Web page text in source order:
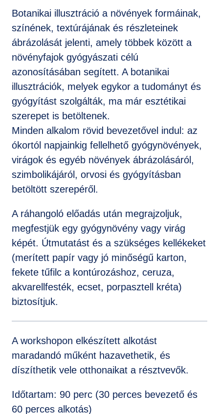
Botanikai illusztráció a növények formáinak,
színének, textúrájának és részleteinek
ábrázolását jelenti, amely többek között a
növényfajok gyógyászati célú
azonosításában segített. A botanikai
illusztrációk, melyek egykor a tudományt és
gyógyítást szolgálták, ma már esztétikai
szerepet is betöltenek.
Minden alkalom rövid bevezetővel indul: az
ókortól napjainkig fellelhető gyógynövények,
virágok és egyéb növények ábrázolásáról,
szimbolikájáról, orvosi és gyógyításban
betöltött szerepéről.
A ráhangoló előadás után megrajzoljuk,
megfestjük egy gyógynövény vagy virág
képét. Útmutatást és a szükséges kellékeket
(merített papír vagy jó minőségű karton,
fekete tűfilc a kontúrozáshoz, ceruza,
akvarellfesték, ecset, porpasztell kréta)
biztosítjuk.
A workshopon elkészített alkotást
maradandó műként hazavethetik, és
díszíthetik vele otthonaikat a résztvevők.
Időtartam: 90 perc (30 perces bevezető és
60 perces alkotás)